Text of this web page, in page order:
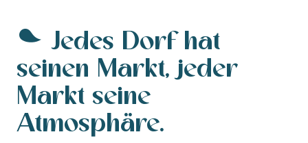
Jedes Dorf hat
seinen Markt, jeder
Markt seine
Atmosphäre.